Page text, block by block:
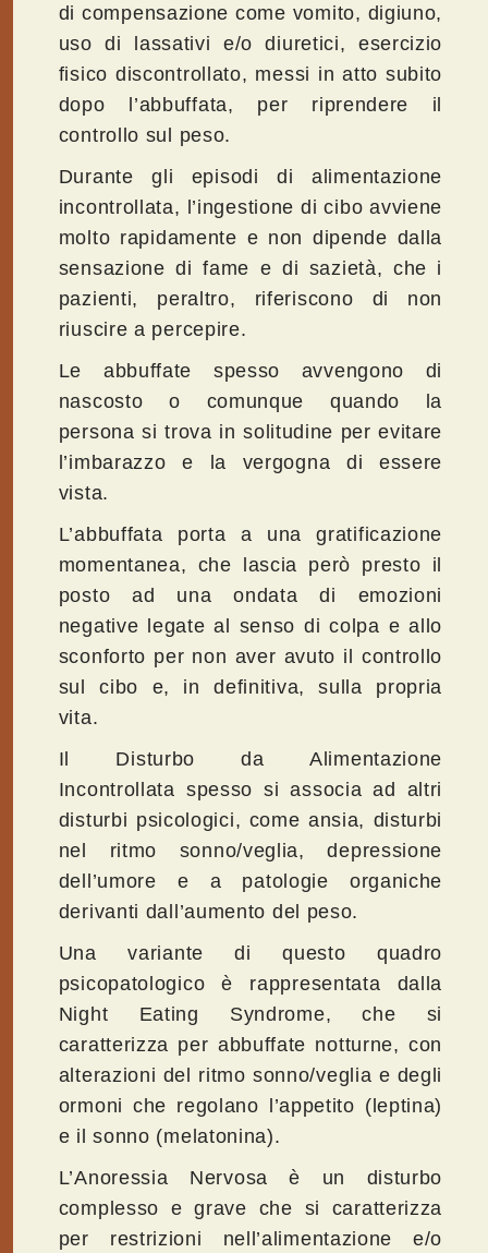
di compensazione come vomito, digiuno,
uso di lassativi e/o diuretici, esercizio
fisico discontrollato, messi in atto subito
dopo l’abbuffata, per riprendere il
controllo sul peso.
Durante gli episodi di alimentazione
incontrollata, l’ingestione di cibo avviene
molto rapidamente e non dipende dalla
sensazione di fame e di sazietà, che i
pazienti, peraltro, riferiscono di non
riuscire a percepire.
Le abbuffate spesso avvengono di
nascosto o comunque quando la
persona si trova in solitudine per evitare
l’imbarazzo e la vergogna di essere
vista.
L’abbuffata porta a una gratificazione
momentanea, che lascia però presto il
posto ad una ondata di emozioni
negative legate al senso di colpa e allo
sconforto per non aver avuto il controllo
sul cibo e, in definitiva, sulla propria
vita.
Il Disturbo da Alimentazione
Incontrollata spesso si associa ad altri
disturbi psicologici, come ansia, disturbi
nel ritmo sonno/veglia, depressione
dell’umore e a patologie organiche
derivanti dall’aumento del peso.
Una variante di questo quadro
psicopatologico è rappresentata dalla
Night Eating Syndrome, che si
caratterizza per abbuffate notturne, con
alterazioni del ritmo sonno/veglia e degli
ormoni che regolano l’appetito (leptina)
e il sonno (melatonina).
L’Anoressia Nervosa
è un disturbo
complesso e grave che si caratterizza
per restrizioni nell’alimentazione e/o